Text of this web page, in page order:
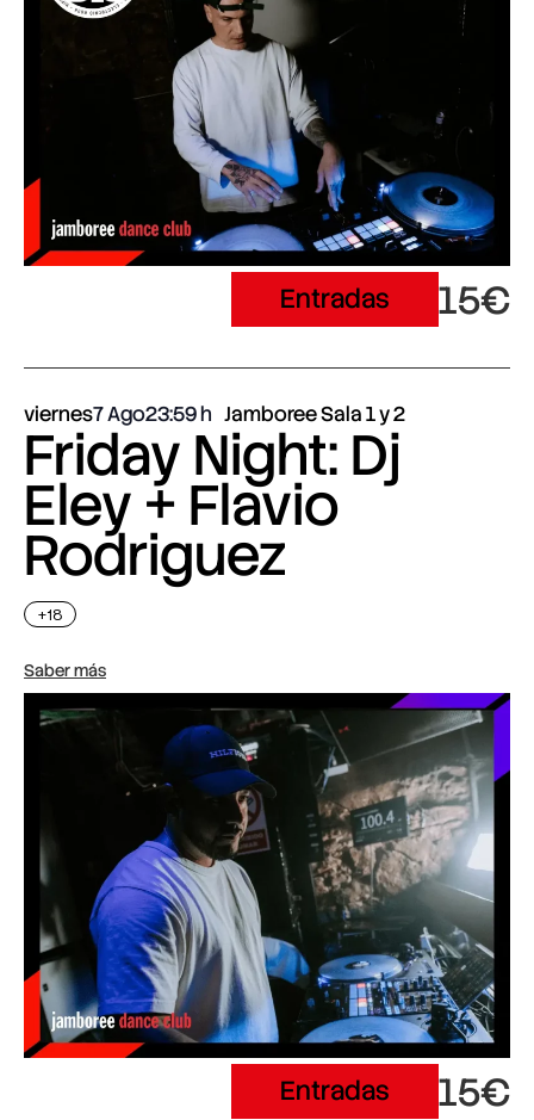
Entradas 15€
viernes7 Ago23:59 Jamboree Sala 1 y 2
Friday Night: Dj
Eley + Flavio
Rodriguez
+18
Saber más
Entradas 15€